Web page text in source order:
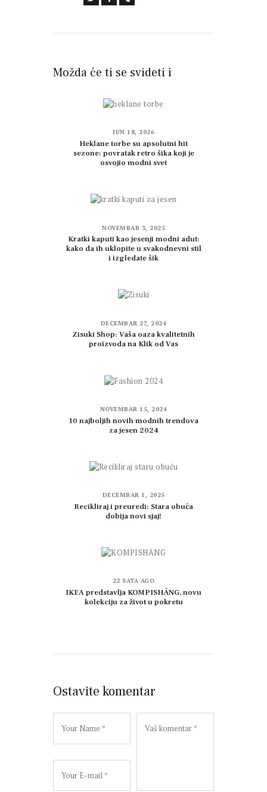
Možda će ti se svideti i
JUN 18, 2026
Heklane torbe su apsolutni hit
sezone: povratak retro šika koji je
osvojio modni svet
NOVEMBAR 3, 2025
Kratki kaputi kao jesenji modni adut:
kako da ih uklopite u svakodnevni stil
i izgledate šik
DECEMBAR 27, 2024
Zisuki Shop: Vaša oaza kvalitetnih
proizvoda na Klik od Vas
NOVEMBAR 15, 2024
10 najboljih novih modnih trendova
za jesen 2024
DECEMBAR 1, 2025
Recikliraj i preuredi: Stara obuća
dobija novi sjaj!
22 SATA AGO
IKEA predstavlja KOMPISHÄNG, novu
kolekciju za život u pokretu
Ostavite komentar